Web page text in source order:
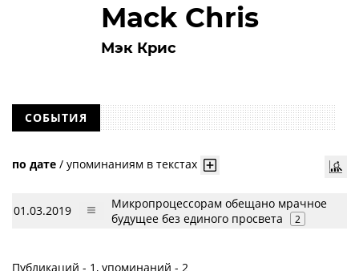
Mack Chris
Мэк Крис
СОБЫТИЯ
по дате / упоминаниям в текстах
01.03.2019
Микропроцессорам обещано мрачное
будущее без единого просвета
2
Публикаций - 1, упоминаний - 2